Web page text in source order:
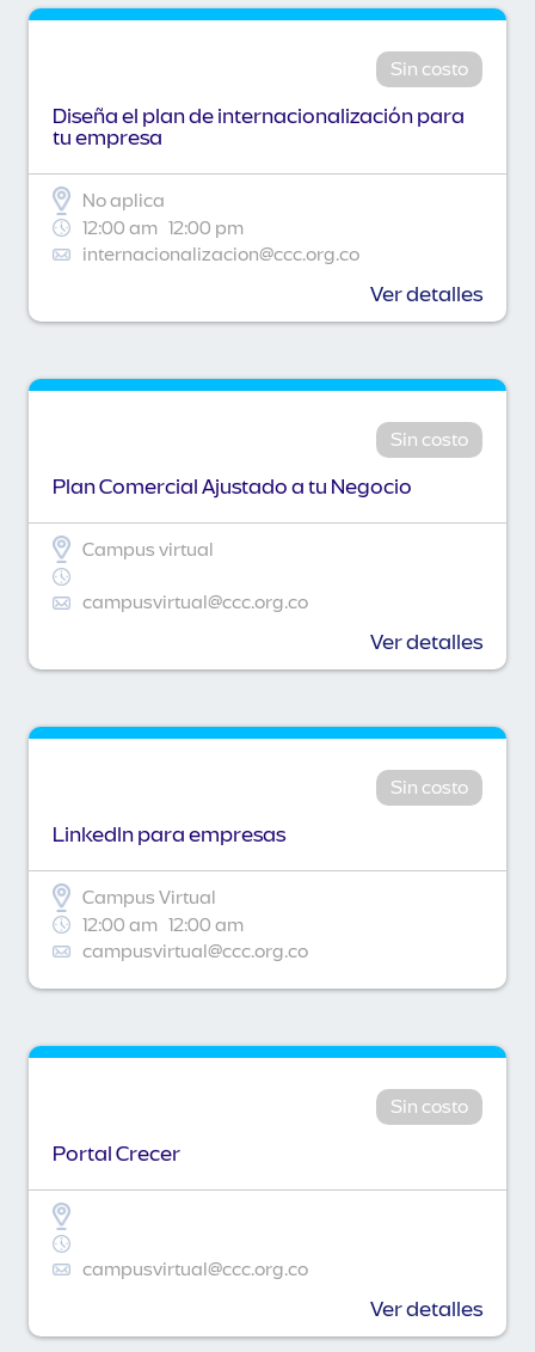
Sin costo
Diseña el plan de internacionalización para
tu empresa
No aplica
12:00 am 12:00 pm
internacionalizacion@ccc.org.co
Ver detalles
Sin costo
Plan Comercial Ajustado a tu Negocio
Campus virtual
campusvirtual@ccc.org.co
Ver detalles
Sin costo
Linkedln para empresas
Campus Virtual
12:00 am 12:00 am
campusvirtual@ccc.org.co
Sin costo
Portal Crecer
campusvirtual@ccc.org.co
Ver detalles